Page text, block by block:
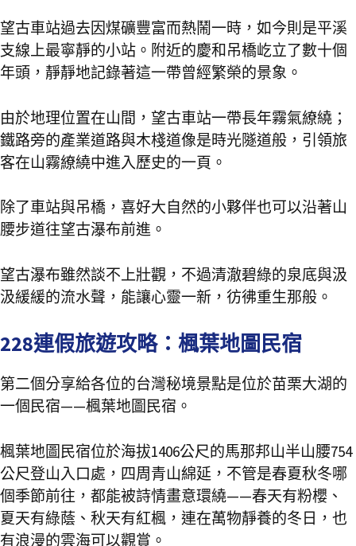
望古車站過去因煤礦豐富而熱鬧一時，如今則是平溪
支線上最寧靜的小站。附近的慶和吊橋屹立了數十個
年頭，靜靜地記錄著這一帶曾經繁榮的景象。
由於地理位置在山間，望古車站一帶長年霧氣繚繞；
鐵路旁的產業道路與木棧道像是時光隧道般，引領旅
客在山霧繚繞中進入歷史的一頁。
除了車站與吊橋，喜好大自然的小夥伴也可以沿著山
腰步道往望古瀑布前進。
望古瀑布雖然談不上壯觀，不過清澈碧綠的泉底與汲
汲緩緩的流水聲，能讓心靈一新，彷彿重生那般。
228連假旅遊攻略：楓葉地圖民宿
第二個分享給各位的台灣秘境景點是位於苗栗大湖的
一個民宿——楓葉地圖民宿。
楓葉地圖民宿位於海拔1406公尺的馬那邦山半山腰754
公尺登山入口處，四周青山綿延，不管是春夏秋冬哪
個季節前往，都能被詩情畫意環繞——春天有粉櫻、
夏天有綠蔭、秋天有紅楓，連在萬物靜養的冬日，也
有浪漫的雲海可以觀賞。